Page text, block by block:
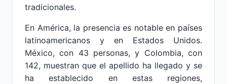
tradicionales.
En América, la presencia es notable en países
latinoamericanos y en Estados Unidos.
México, con 43 personas, y Colombia, con
142, muestran que el apellido ha llegado y se
ha establecido en estas regiones,